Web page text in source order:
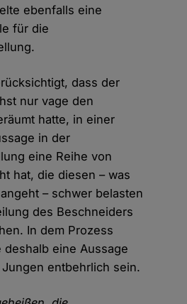
ebenfalls eine
für die
dass der
nur vage den
hatte, in einer
in der
eine Reihe von
hat, die diesen – was
– schwer belasten
des Beschneiders
In dem Prozess
eine Aussage
entbehrlich sein.